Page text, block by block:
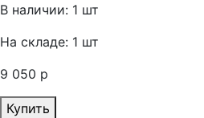
В наличии: 1 шт
На складе: 1 шт
9 050 р
Купить